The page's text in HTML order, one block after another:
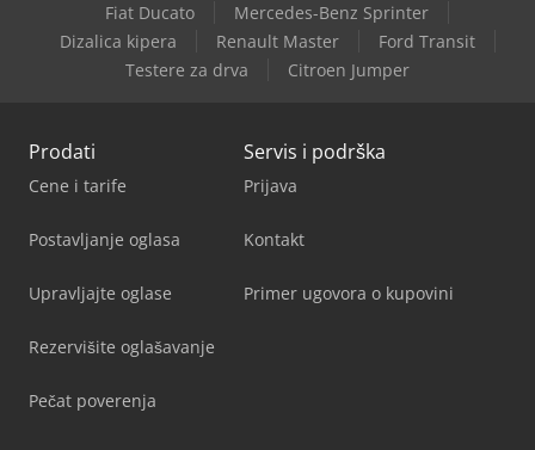
Still Rx 60-50/600
Weiler E 90
Fiat Ducato
Mercedes-Benz Sprinter
Dizalica kipera
Renault Master
Ford Transit
Testere za drva
Citroen Jumper
Prodati
Cene i tarife
Postavljanje oglasa
Upravljajte oglase
Rezervišite oglašavanje
Pečat poverenja
Servis i podrška
Prijava
Kontakt
Primer ugovora o kupovini